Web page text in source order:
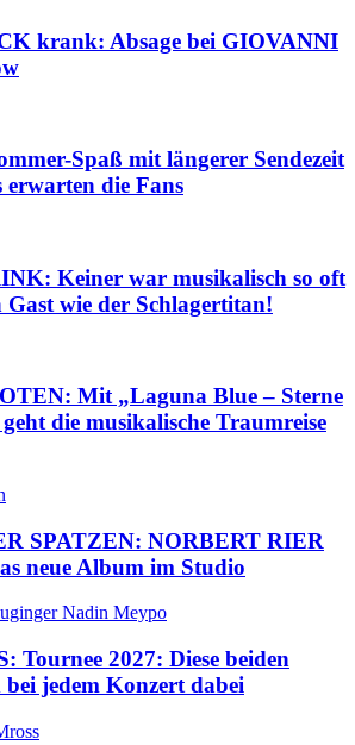
krank: Absage bei GIOVANNI
Spaß mit längerer Sendezeit
erwarten die Fans
Keiner war musikalisch so oft
Gast wie der Schlagertitan!
Mit „Laguna Blue – Sterne
die musikalische Traumreise
SPATZEN: NORBERT RIER
neue Album im Studio
Tournee 2027: Diese beiden
jedem Konzert dabei